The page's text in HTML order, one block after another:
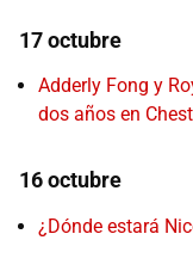
17 octubre
Adderly Fong y
dos años en
16 octubre
¿Dónde estará